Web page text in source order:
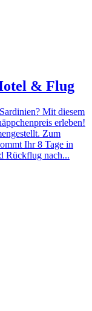
& Flug
Mit diesem
erleben!
Zum
Ihr 8 Tage in
Rückflug nach...